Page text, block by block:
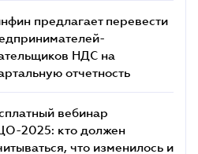
предлагает перевести
НДС на
отчетность
вебинар
2025: кто должен
что изменилось и